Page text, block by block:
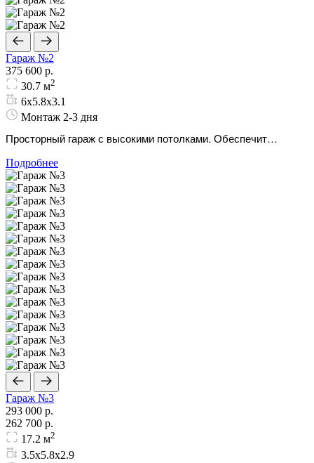
Гараж №2
375 600 р.
30.7 м2
6х5.8х3.1
Монтаж 2-3 дня
Просторный гараж с высокими потолками. Обеспечит
пространство от посторонних глаз.
Подробнее
Гараж №3
293 000 р.
262 700 р.
17.2 м2
3.5х5.8х2.9